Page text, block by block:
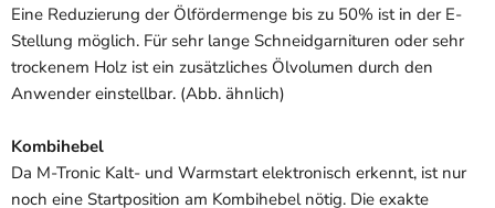
Eine Reduzierung der Ölfördermenge bis zu 50% ist in der E-
Stellung möglich. Für sehr lange Schneidgarnituren oder sehr
trockenem Holz ist ein zusätzliches Ölvolumen durch den
Anwender einstellbar. (Abb. ähnlich)
Kombihebel
Da M-Tronic Kalt- und Warmstart elektronisch erkennt, ist nur
noch eine Startposition am Kombihebel nötig. Die exakte